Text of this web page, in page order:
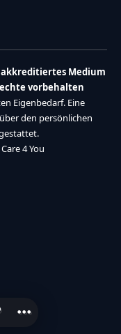
akkreditiertes Medium
vorbehalten
Eigenbedarf. Eine
den persönlichen
4 You